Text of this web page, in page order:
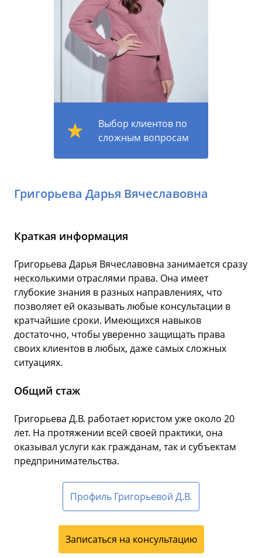
Выбор клиентов по
сложным вопросам
Григорьева Дарья Вячеславовна
Краткая информация
Григорьева Дарья Вячеславовна занимается сразу
несколькими отраслями права. Она имеет
глубокие знания в разных направлениях, что
позволяет ей оказывать любые консультации в
кратчайшие сроки. Имеющихся навыков
достаточно, чтобы уверенно защищать права
своих клиентов в любых, даже самых сложных
ситуациях.
Общий стаж
Григорьева Д.В. работает юристом уже около 20
лет. На протяжении всей своей практики, она
оказывал услуги как гражданам, так и субъектам
предпринимательства.
Профиль Григорьевой Д.В.
Записаться на консультацию